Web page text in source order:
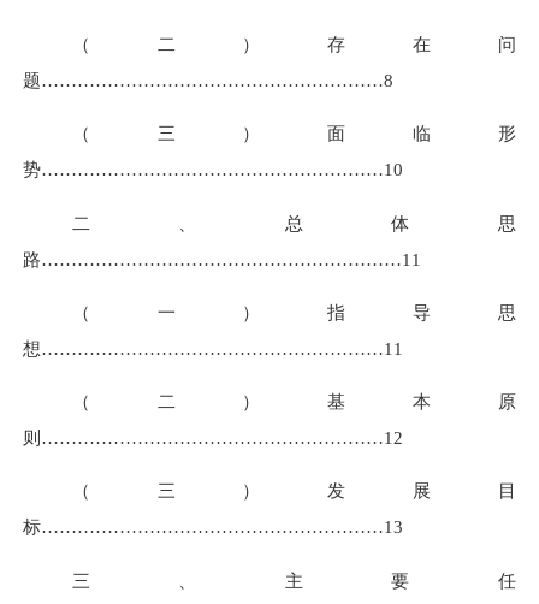
（二）存在问
题…………………………………………………8
（三）面临形
势…………………………………………………10
二、总体思
路……………………………………………………11
（一）指导思
想…………………………………………………11
（二）基本原
则…………………………………………………12
（三）发展目
标…………………………………………………13
三、主要任